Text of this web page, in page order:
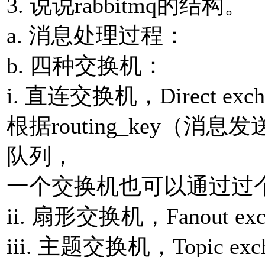
3. 说说rabbitmq的结构。
a. 消息处理过程：
b. 四种交换机：
i. 直连交换机，Direct
根据routing_key（消息
队列，
⼀个交换机也可以通过过
ii. 扇形交换机，Fanout
iii. 主题交换机，Topic